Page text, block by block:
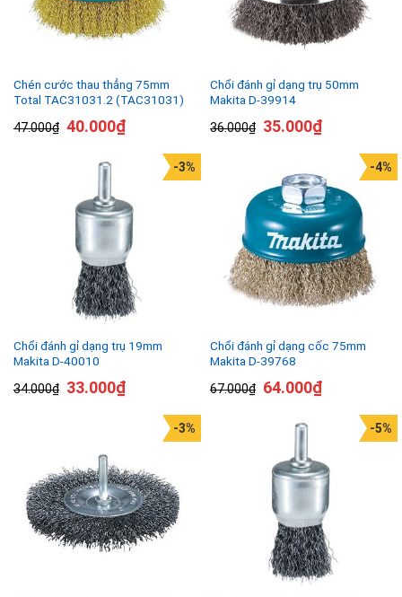
Chén cước thau thẳng 75mm
Total TAC31031.2 (TAC31031)
47.000₫ 40.000₫
Chổi đánh gỉ dạng trụ 50mm
Makita D-39914
36.000₫ 35.000₫
Chổi đánh gỉ dạng trụ 19mm
Makita D-40010
34.000₫
-3%
33.000₫
Chổi đánh gỉ dạng cốc 75mm
Makita D-39768
67.000₫
-4%
64.000₫
-3% -5%